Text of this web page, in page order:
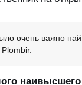
очень важно
наивысшего